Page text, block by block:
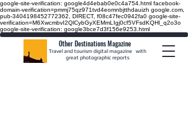
google-site-verification: google4d4ebab0e0c4a754.html facebook-
domain-verification=pmmj75qz971tvd4eomnbjtthdauizh google.com,
pub-3404198452772362, DIRECT, f08c47fec0942fa0 google-site-
verification=M6XwcmbvI2QlCybGyXEMmLIgj0cf5VFsdKQHl_q2o3o
google-site-verification: google3bce7d3f156e9253.html
Other Destinations Magazine
Travel and tourism digital magazine with
great photographic reports